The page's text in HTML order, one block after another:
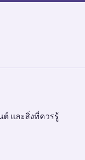
ต์ และสิ่งที่ควรรู้